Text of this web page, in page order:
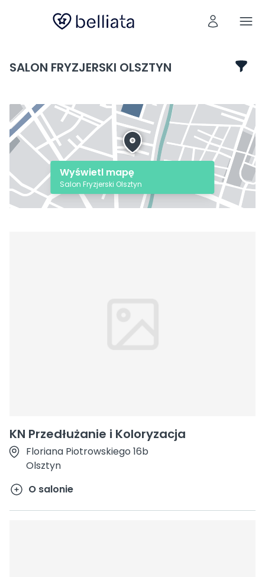
SALON FRYZJERSKI OLSZTYN
KN Przedłużanie i Koloryzacja
Floriana Piotrowskiego 16b
Olsztyn
O salonie
Wyświetl mapę
Salon Fryzjerski Olsztyn